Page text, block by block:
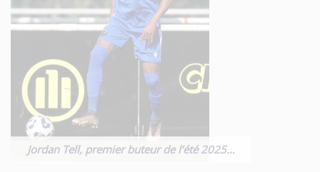
Jordan Tell, premier buteur de l’été 2025…